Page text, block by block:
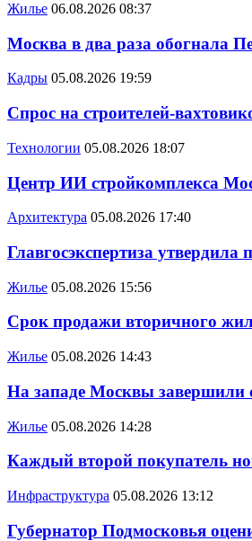
Жилье 06.08.2026 08:37
Москва в два раза обогнала
Кадры 05.08.2026 19:59
Спрос на строителей-
Технологии 05.08.2026 18:07
Центр ИИ стройкомплекса
Архитектура 05.08.2026 17:40
Главгосэкспертиза
Жилье 05.08.2026 15:56
Срок продажи вторичного
Жилье 05.08.2026 14:43
На западе Москвы завершили
Жилье 05.08.2026 14:28
Каждый второй покупатель
Инфраструктура 05.08.2026 13:12
Губернатор Подмосковья